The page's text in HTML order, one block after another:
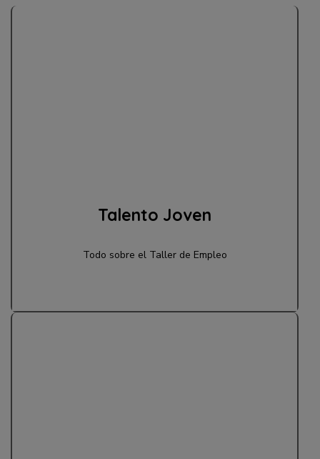
Talento Joven
Todo sobre el Taller de Empleo